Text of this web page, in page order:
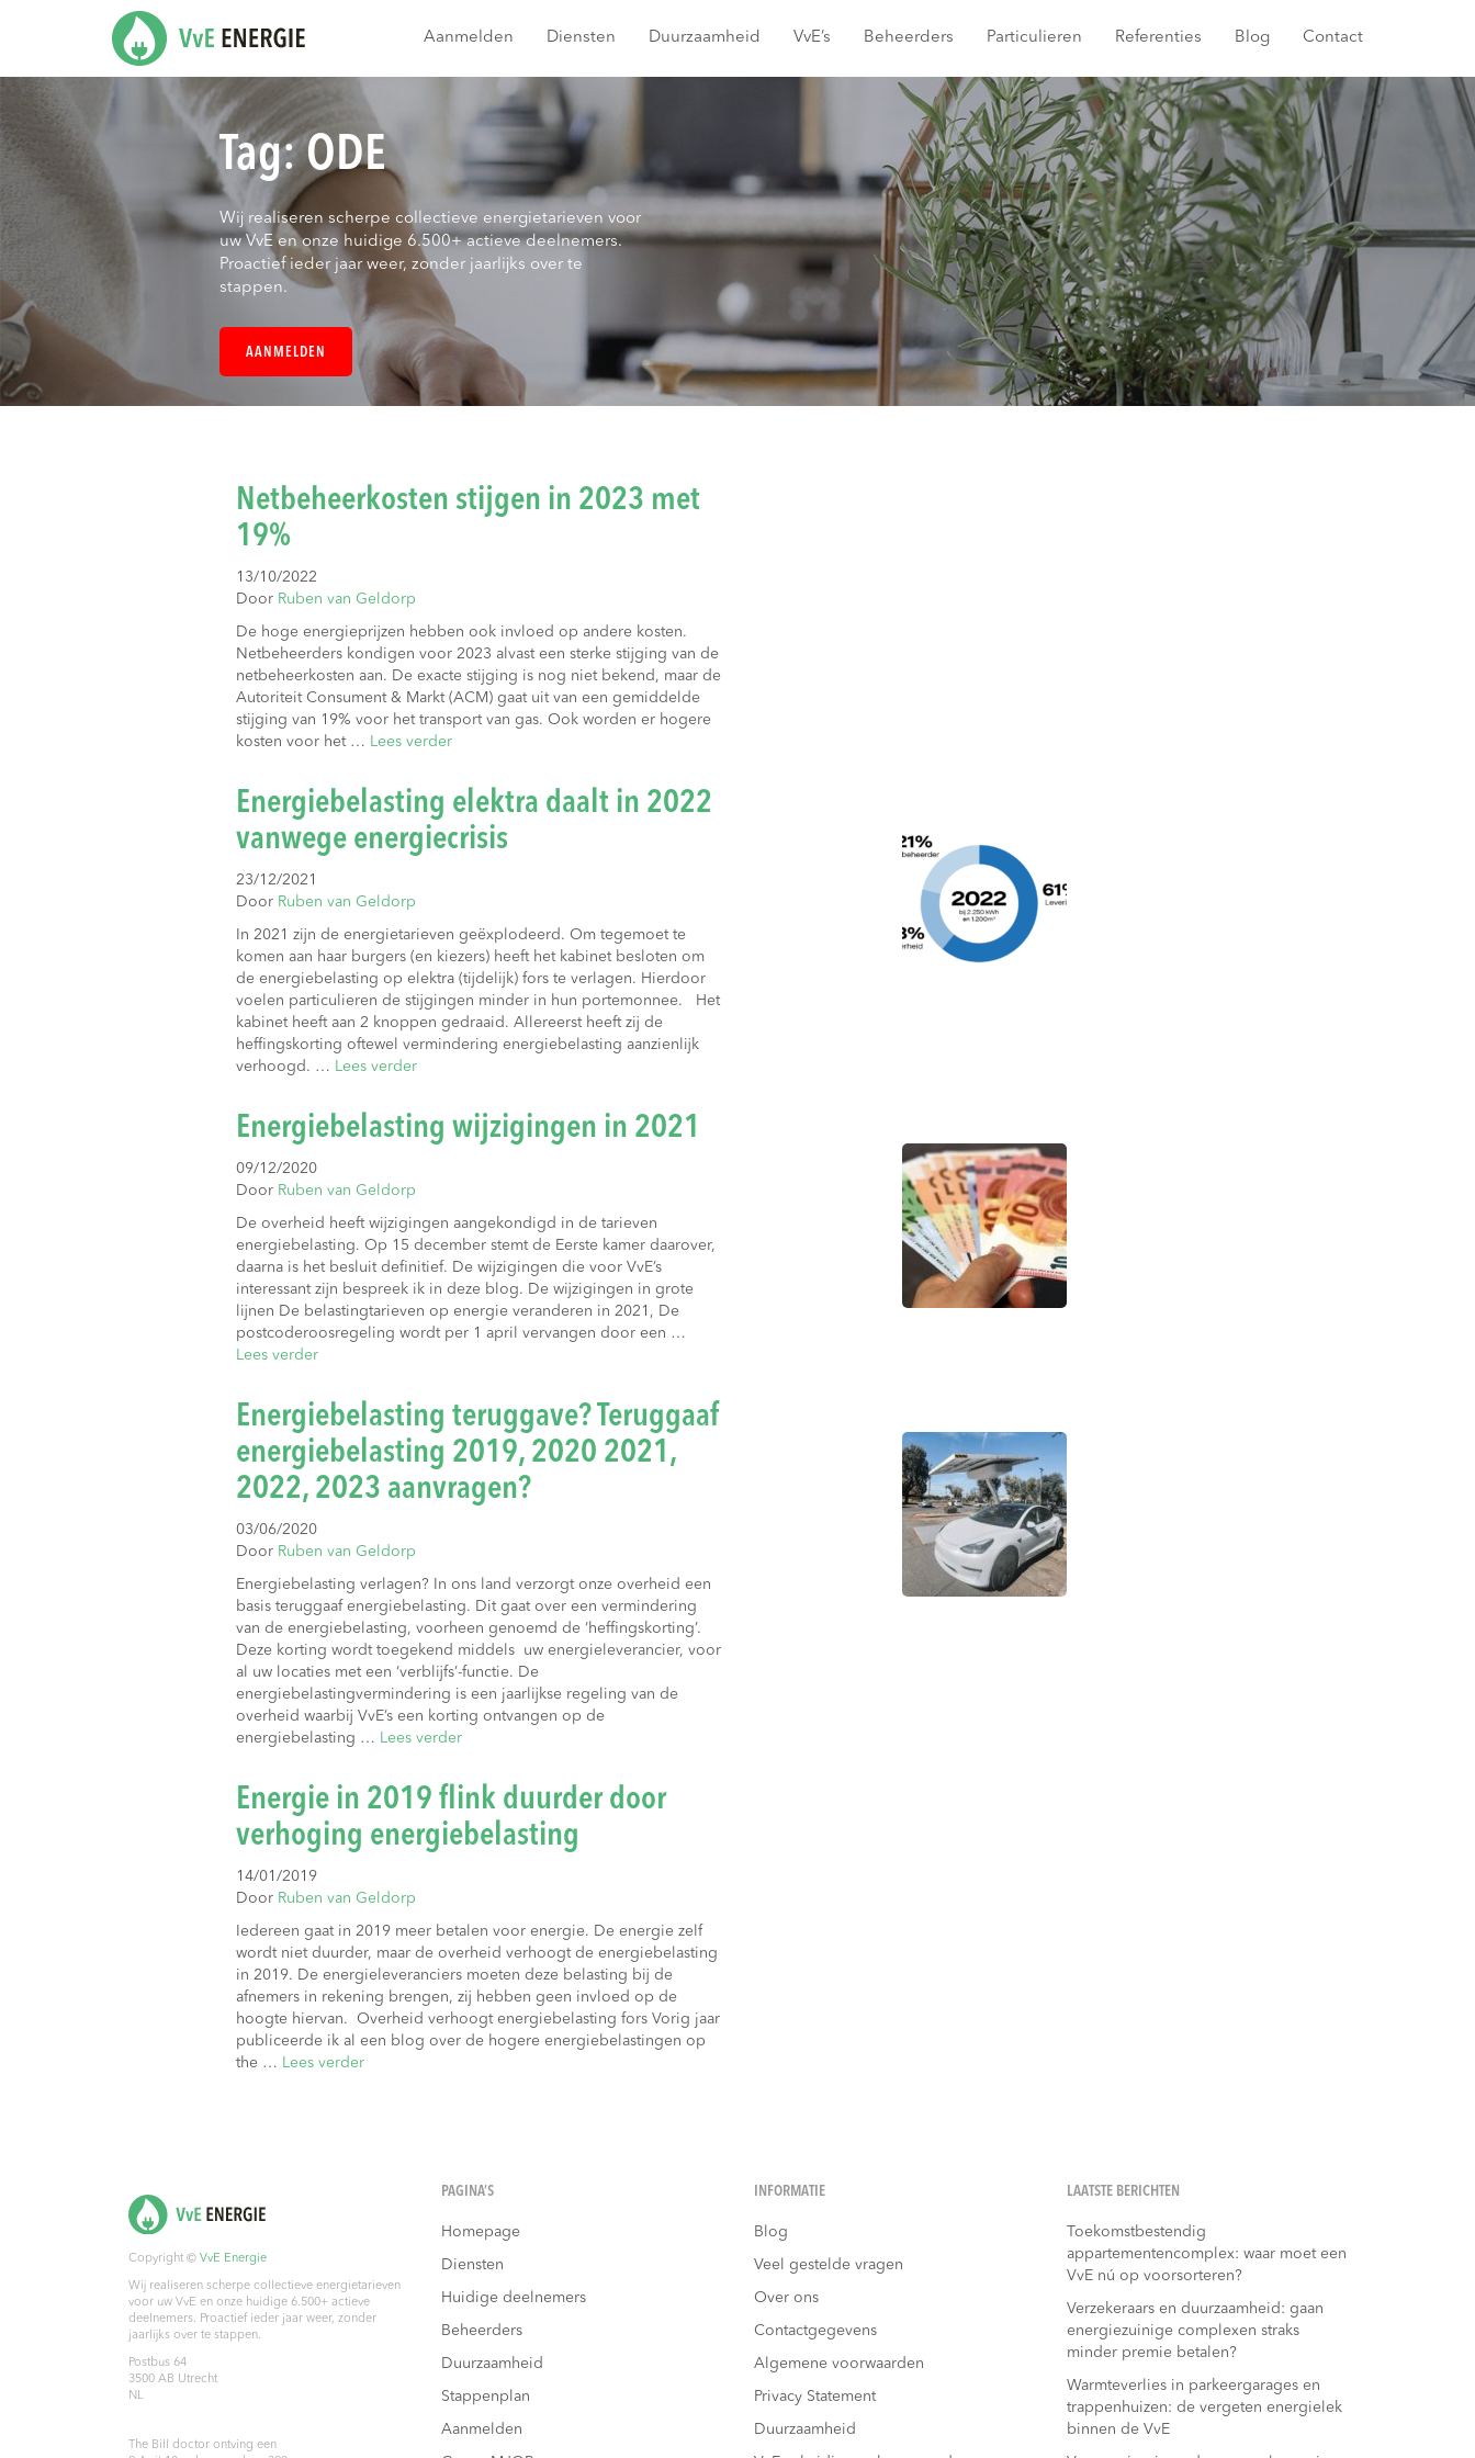
Aanmelden Diensten Duurzaamheid VvE’s Beheerders Particulieren Referenties Blog Contact
Tag:ODE
Wij realiseren scherpe collectieve energietarieven voor
uw VvE en onze huidige 6.500+ actieve deelnemers.
Proactief ieder jaar weer, zonder jaarlijks over te
stappen.
AANMELDEN
Netbeheerkosten stijgen in 2023 met
19%
13/10/2022
Door Ruben van Geldorp
De hoge energieprijzen hebben ook invloed op andere kosten.
Netbeheerders kondigen voor 2023 alvast een sterke stijging van de
netbeheerkosten aan. De exacte stijging is nog niet bekend, maar de
Autoriteit Consument & Markt (ACM) gaat uit van een gemiddelde
stijging van 19% voor het transport van gas. Ook worden er hogere
kosten voor het … Lees verder
Energiebelasting elektra daalt in 2022
vanwege energiecrisis
23/12/2021
Door Ruben van Geldorp
In 2021 zijn de energietarieven geëxplodeerd. Om tegemoet te
komen aan haar burgers (en kiezers) heeft het kabinet besloten om
de energiebelasting op elektra (tijdelijk) fors te verlagen. Hierdoor
voelen particulieren de stijgingen minder in hun portemonnee. Het
kabinet heeft aan 2 knoppen gedraaid. Allereerst heeft zij de
heffingskorting oftewel vermindering energiebelasting aanzienlijk
verhoogd. … Lees verder
Energiebelasting wijzigingen in 2021
09/12/2020
Door Ruben van Geldorp
De overheid heeft wijzigingen aangekondigd in de tarieven
energiebelasting. Op 15 december stemt de Eerste kamer daarover,
daarna is het besluit definitief. De wijzigingen die voor VvE’s
interessant zijn bespreek ik in deze blog. De wijzigingen in grote
lijnen De belastingtarieven op energie veranderen in 2021, De
postcoderoosregeling wordt per 1 april vervangen door een …
Lees verder
Energiebelasting teruggave? Teruggaaf
energiebelasting 2019, 2020 2021,
2022, 2023 aanvragen?
03/06/2020
Door Ruben van Geldorp
Energiebelasting verlagen? In ons land verzorgt onze overheid een
basis teruggaaf energiebelasting. Dit gaat over een vermindering
van de energiebelasting, voorheen genoemd de ‘heffingskorting’.
Deze korting wordt toegekend middels uw energieleverancier, voor
al uw locaties met een ‘verblijfs’-functie. De
energiebelastingvermindering is een jaarlijkse regeling van de
overheid waarbij VvE’s een korting ontvangen op de
energiebelasting … Lees verder
Energie in 2019 flink duurder door
verhoging energiebelasting
14/01/2019
Door Ruben van Geldorp
Iedereen gaat in 2019 meer betalen voor energie. De energie zelf
wordt niet duurder, maar de overheid verhoogt de energiebelasting
in 2019. De energieleveranciers moeten deze belasting bij de
afnemers in rekening brengen, zij hebben geen invloed op de
hoogte hiervan. Overheid verhoogt energiebelasting fors Vorig jaar
publiceerde ik al een blog over de hogere energiebelastingen op
the … Lees verder
Copyright © VvE Energie
Wij realiseren scherpe collectieve energietarieven
voor uw VvE en onze huidige 6.500+ actieve
deelnemers. Proactief ieder jaar weer, zonder
jaarlijks over te stappen.
Postbus 64
3500 AB Utrecht
NL
The Bill doctor ontving een
PAGINA’S
Homepage
Diensten
Huidige deelnemers
Beheerders
Duurzaamheid
Stappenplan
Aanmelden
INFORMATIE
Blog
Veel gestelde vragen
Over ons
Contactgegevens
Algemene voorwaarden
Privacy Statement
Duurzaamheid
LAATSTE BERICHTEN
Toekomstbestendig
appartementencomplex: waar moet een
VvE nú op voorsorteren?
Verzekeraars en duurzaamheid: gaan
energiezuinige complexen straks
minder premie betalen?
Warmteverlies in parkeergarages en
trappenhuizen: de vergeten energielek
binnen de VvE